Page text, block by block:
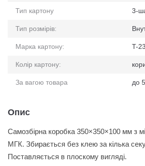
Тип картону 3-
Тип розмірів:
Марка картону: T-
Колір картону:
За вагою товара до
Опис
Самозбірна коробка 350×350×100 мм з
МГК. Збирається без клею за кілька
Поставляється в плоскому вигляді.